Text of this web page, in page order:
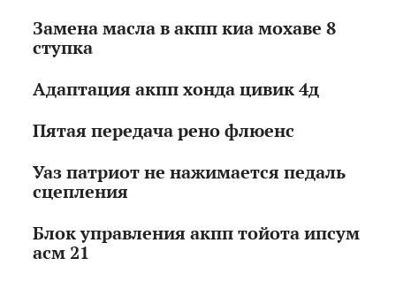
Замена масла в акпп киа мохаве 8
ступка
Адаптация акпп хонда цивик 4д
Пятая передача рено флюенс
Уаз патриот не нажимается педаль
сцепления
Блок управления акпп тойота ипсум
асм 21